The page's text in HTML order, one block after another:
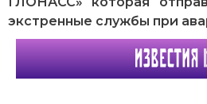
экстренные службы при